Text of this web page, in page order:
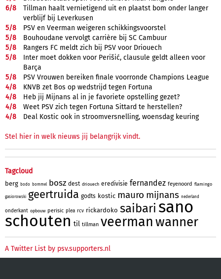
6/8
Tillman haalt vernietigend uit en plaatst bom onder langer
verblijf bij Leverkusen
5/8
PSV en Veerman weigeren schikkingsvoorstel
5/8
Bouhoudane vervolgt carrière bij SC Cambuur
5/8
Rangers FC meldt zich bij PSV voor Driouech
5/8
Inter moet dokken voor Perišić, clausule geldt alleen voor
Barça
5/8
PSV Vrouwen bereiken finale voorronde Champions League
4/8
KNVB zet Bos op wedstrijd tegen Fortuna
4/8
Heb jij Mijnans al in je favoriete opstelling gezet?
4/8
Weet PSV zich tegen Fortuna Sittard te herstellen?
4/8 Deal Kostic ook in stroomversnelling, woensdag keuring
Stel hier in welk nieuws jij belangrijk vindt.
Tagcloud
berg bodo bommel bosz dest driouech eredivisie fernandez feyenoord flamingo
gasiorowski geertruida godts kostic mauro mijnans nederland
onderkant opbouw perisic plea rcv rickardoko saibari sano
schouten til tillman veermanwanner
A Twitter List by psv.supporters.nl